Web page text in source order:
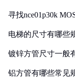
寻找nce01p30k
电梯的尺寸有哪些
镀锌方管尺寸一般
铝方管有哪些常见